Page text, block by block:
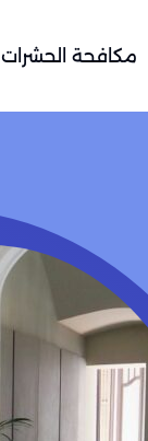
مكافحة الحشرات